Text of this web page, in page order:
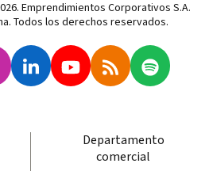
Emprendimientos Corporativos S.A.
Todos los derechos reservados.
Departamento
comercial